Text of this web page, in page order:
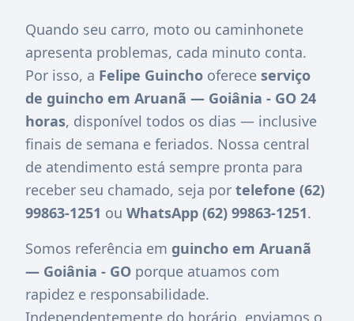
Quando seu carro, moto ou caminhonete
apresenta problemas, cada minuto conta.
Por isso, a Felipe Guincho oferece serviço
de guincho em Aruanã — Goiânia - GO 24
horas, disponível todos os dias — inclusive
finais de semana e feriados. Nossa central
de atendimento está sempre pronta para
receber seu chamado, seja por telefone (62)
99863-1251 ou WhatsApp (62) 99863-1251.
Somos referência em guincho em Aruanã
— Goiânia - GO porque atuamos com
rapidez e responsabilidade.
Independentemente do horário, enviamos o